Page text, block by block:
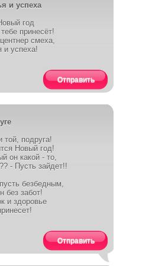
и успеха
год
принесёт!
смеха,
и успеха!
Отправить
той, подруга!
Новый год!
он какой - то,
- Пусть зайдет!!
безбедным,
без забот!
и здоровье
Отправить